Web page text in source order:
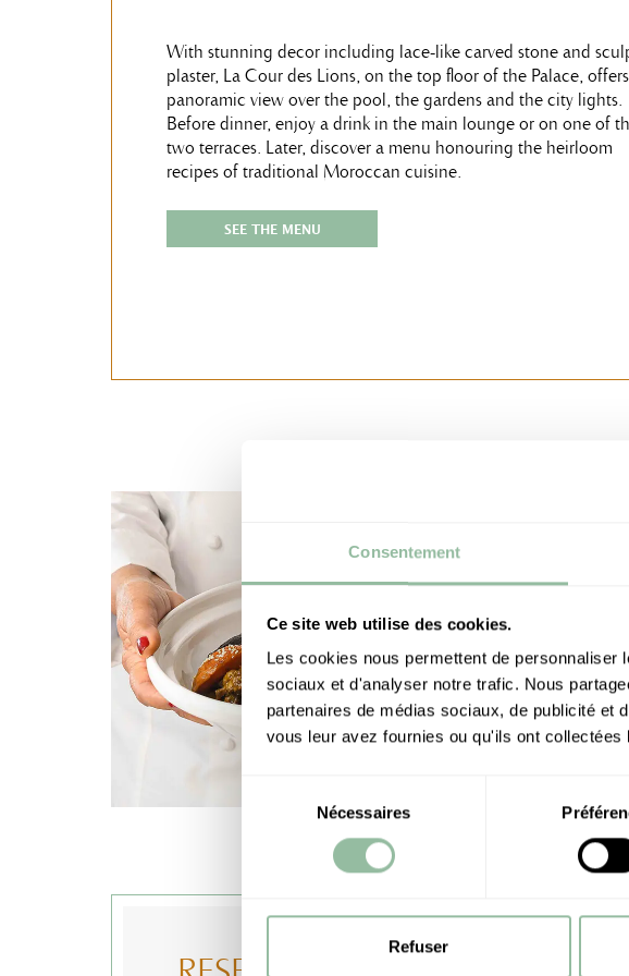
Consentement
Ce site web utilise des cookies.
Les cookies nous permettent de
sociaux et d'analyser notre trafic. Nous
partenaires de médias sociaux, de publicité et
vous leur avez fournies ou qu'ils ont
consentement
Nécessaires
Refuser
With stunning decor including lace-like carved stone and
plaster, La Cour des Lions, on the top floor of the Palace,
panoramic view over the pool, the gardens and the city lights.
Before dinner, enjoy a drink in the main lounge or on one of
two terraces. Later, discover a menu honouring the heirloom
recipes of traditional Moroccan cuisine.
SEE THE MENU